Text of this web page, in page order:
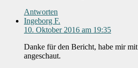
Antworten
Ingeborg F.
10. Oktober 2016 am 19:35
Danke für den Bericht, habe mir mit
angeschaut.